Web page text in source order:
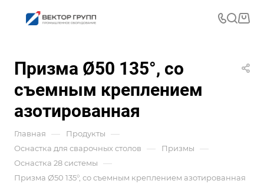
Призма Ø50 135°, со
съемным креплением
азотированная
Главная — Продукты —
Оснастка для сварочных столов — Призмы —
Оснастка 28 системы —
Призма Ø50 135°, со съемным креплением азотированная